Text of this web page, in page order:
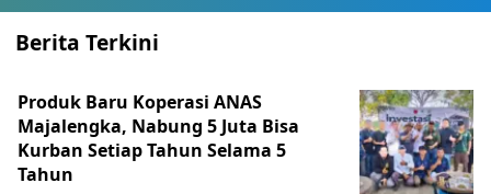
Berita Terkini
Produk Baru Koperasi ANAS
Majalengka, Nabung 5 Juta Bisa
Kurban Setiap Tahun Selama 5
Tahun